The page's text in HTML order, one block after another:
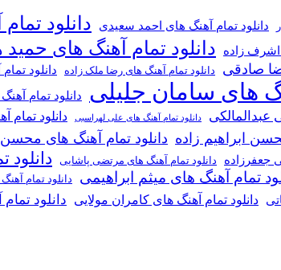
دانلود تمام آهنگ های احمد سعیدی دانلود
اشرف زاده دانلود تمام آهنگ های حمید
صادقی
دانلود تمام آهنگ های رضا ملک زاده دانلود
های سامان جلیلی دانلود تمام
عبدالمالکی دانلود تمام آهنگ های علی لهراسبی دانلود
ابراهیم زاده دانلود تمام آهنگ های
جعفرزاده دانلود تمام آهنگ های مرتضی پاشایی
تمام آهنگ های میثم ابراهیمی دانلود تمام
دانلود تمام آهنگ های کامران مولایی دانلود